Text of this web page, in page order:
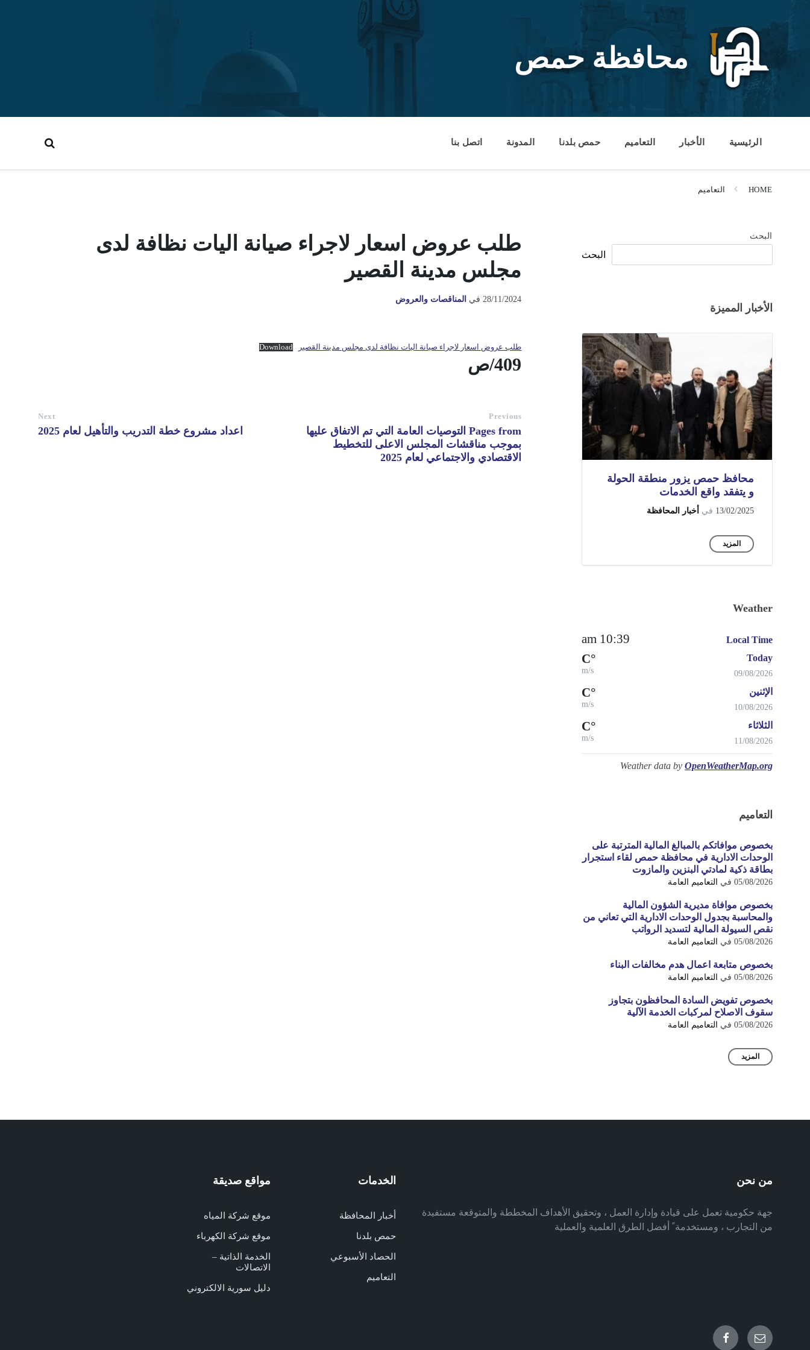
content
محافظة حمص
الرئيسية الأخبار التعاميم حمص بلدنا المدونة اتصل بنا
HOME التعاميم
طلب عروض اسعار لاجراء صيانة اليات نظافة لدى
مجلس مدينة القصير
28/11/2024 في المناقصات والعروض
طلب عروض اسعار لاجراء صيانة اليات نظافة لدى مجلس مدينة القصير Download
409/ص
Previous
Pages from التوصيات العامة التي تم الاتفاق عليها
بموجب مناقشات المجلس الاعلى للتخطيط
الاقتصادي والاجتماعي لعام 2025
Next
اعداد مشروع خطة التدريب والتأهيل لعام 2025
البحث
البحث
الأخبار المميزة
محافظ حمص يزور منطقة الحولة
و يتفقد واقع الخدمات
13/02/2025 في أخبار المحافظة
المزيد
Weather
Local Time
10:39 am
Today
09/08/2026
°C
m/s
الإثنين
10/08/2026
°C
m/s
الثلاثاء
11/08/2026
°C
m/s
Weather data by OpenWeatherMap.org
التعاميم
بخصوص موافاتكم بالمبالغ المالية المترتبة على
الوحدات الادارية في محافظة حمص لقاء استجرار
بطاقة ذكية لمادتي البنزين والمازوت
05/08/2026 في التعاميم العامة
بخصوص موافاة مديرية الشؤون المالية
والمحاسبة بجدول الوحدات الادارية التي تعاني من
نقص السيولة المالية لتسديد الرواتب
05/08/2026 في التعاميم العامة
بخصوص متابعة اعمال هدم مخالفات البناء
05/08/2026 في التعاميم العامة
بخصوص تفويض السادة المحافظون بتجاوز
سقوف الاصلاح لمركبات الخدمة الآلية
05/08/2026 في التعاميم العامة
المزيد
من نحن
جهة حكومية تعمل على قيادة وإدارة العمل ، وتحقيق الأهداف المخططة والمتوقعة مستفيدة
من التجارب ، ومستخدمة ً أفضل الطرق العلمية والعملية
الخدمات
أخبار المحافظة
حمص بلدنا
الحصاد الأسبوعي
التعاميم
مواقع صديقة
موقع شركة المياه
موقع شركة الكهرباء
الخدمة الذاتية –
الاتصالات
دليل سورية الالكتروني
Email
Facebook